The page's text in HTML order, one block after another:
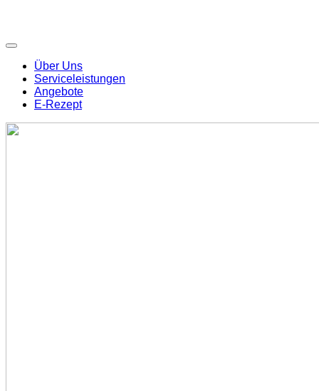
Über Uns
Serviceleistungen
Angebote
E-Rezept